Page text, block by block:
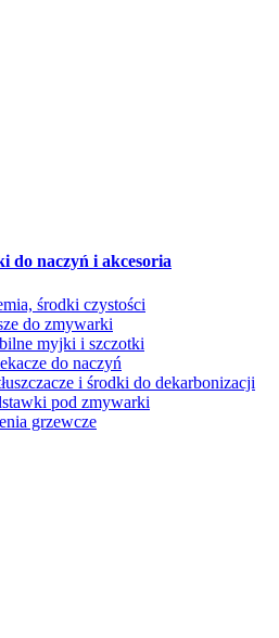
do naczyń i akcesoria
środki czystości
do zmywarki
myjki i szczotki
do naczyń
i środki do dekarbonizacji
pod zmywarki